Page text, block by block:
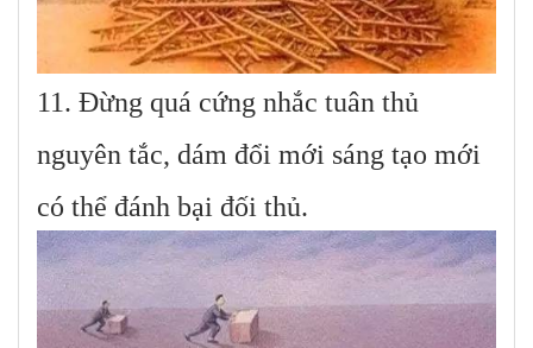
11. Đừng quá cứng nhắc tuân thủ
nguyên tắc, dám đổi mới sáng tạo mới
có thể đánh bại đối thủ.